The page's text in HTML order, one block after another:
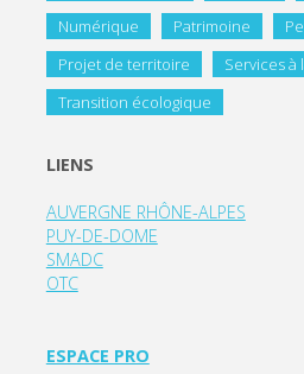
Numérique
Patrimoine
Projet de territoire
Services à
Transition écologique
LIENS
AUVERGNE RHÔNE-ALPES
PUY-DE-DOME
SMADC
OTC
ESPACE PRO